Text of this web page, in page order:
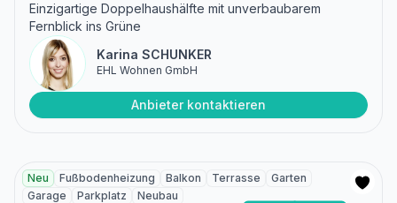
Einzigartige Doppelhaushälfte mit unverbaubarem
Fernblick ins Grüne
Karina SCHUNKER
EHL Wohnen GmbH
Anbieter kontaktieren
Neu Fußbodenheizung Balkon Terrasse
Garten
Garage
Parkplatz Neubau